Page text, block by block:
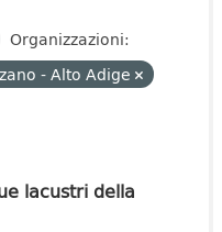
Organizzazioni:
- Alto Adige
lacustri della